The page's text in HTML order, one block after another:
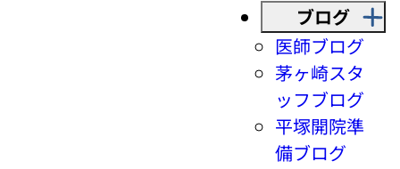
ブログ
医師ブログ
茅ヶ崎スタ
ッフブログ
平塚開院準
備ブログ